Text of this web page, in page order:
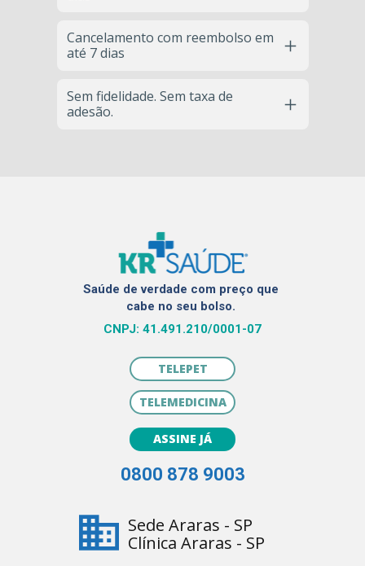
até 7 dias, garantindo a segurança e a
regularidade do cadastro.
Cancelamento com reembolso em
até 7 dias
até 7 dias após a adesão e recebe seu
dinheiro de volta, sem complicações.
Sem fidelidade. Sem taxa de
adesão.
TELEPET
ASSINE JÁ
TELEMEDICINA
0800 878 9003
Saúde de verdade com preço que
cabe no seu bolso.
Sede Araras - SP
Clínica Araras - SP
CNPJ: 41.491.210/0001-07